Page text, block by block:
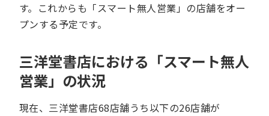
す。これからも「スマート無人営業」の店舗をオー
プンする予定です。
三洋堂書店における「スマート無人
営業」の状況
現在、三洋堂書店68店舗うち以下の26店舗が